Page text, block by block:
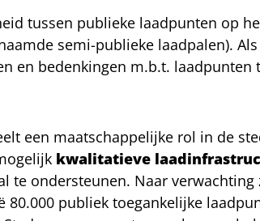
tussen publieke laadpunten op
semi-publieke laadpalen).
en bedenkingen m.b.t. laadpunten
een maatschappelijke rol in de
kwalitatieve
ondersteunen. Naar verwachting
80.000 publiek toegankelijke